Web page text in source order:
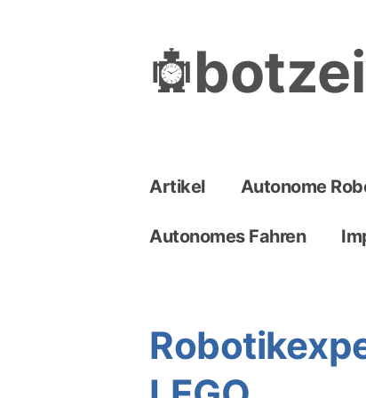
content
Artikel Autonome
Autonomes Fahren